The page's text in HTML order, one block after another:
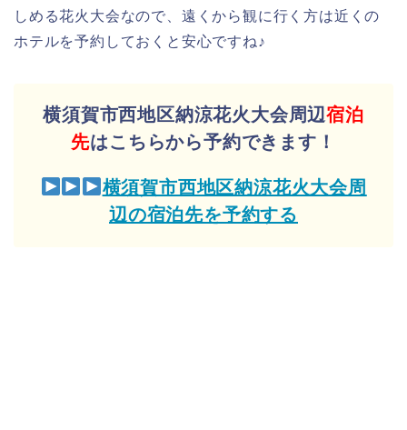
しめる花火大会なので、遠くから観に行く方は近くの
ホテルを予約しておくと安心ですね♪
横須賀市西地区納涼花火大会周辺宿泊
先はこちらから予約できます！
横須賀市西地区納涼花火大会周
辺の宿泊先を予約する